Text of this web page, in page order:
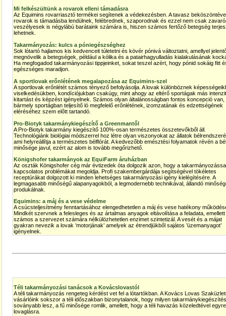
Mi felkészültünk a rovarok elleni támadásra
Az Equimins rovarriasztó termékei segítenek a védekezésben. A tavasz
rovarok is támadásba lendülnek, felébrednek, szaporodnak és ezzel nem csak
veszélyesek is négylábú barátaink számára is, hiszen számos fertőző betegség
lehetnek.
Takarmányozás: kulcs a póniegészséghez
Sok lótartó hajlamos kis kedvenceit túletetni és kövér pónivá változtatni, amellyel
megnövelik a betegségek, például a kólika és a patairhagyulladás kialakulásának
Ha megfogadod takarmányozási tippjeinket, sokat teszel azért, hogy pónid sokáig fitt
egészséges maradjon.
A sportlovak erőnlétének megalapozása az Equimins-szel
A sportlovak erőnlétét számos tényező befolyásolja. A lovak különböznek
viselkedésükben, kondíciójukban csakúgy, mint ahogy az eltérő sportágak más
kitartást és képzést igényelnek. Számos olyan általánosságban fontos koncepció van,
bármely sportágban teljesítő ló megfelelő erőnlétének, izomzatának és edzettségének
eléréséhez szem előtt tartandó.
Pro-Biotyk takarmánykiegészítő a Greenmantől
A Pro-Biotyk takarmány kiegészítő 100%-osan természetes összetevőkből áll.
Technológiánk biológiai módszerrel hoz létre olyan viszonyokat az állatok
ami helyreállítja a természetes bélflórát. A kedvezőbb emésztési folyamatok révén a
minősége javul, ezért az alom is tovább megőrizhető.
Königshofer takarmányok az EquiFarm áruházban
Az oszták Königshofer cég már évtizedek óta dolgozik azon, hogy a
kapcsolatos problémákat megoldja. Profi szakembergárdája segítségével tökéletes
receptúrákat dolgozott ki minden lehetséges takarmányozási igény kielégítésére. A
legmagasabb minőségű alapanyagokból, a legmodernebb technikával, állandó
produkálnak.
Equimins: a máj és a vese védelme
A csúcsteljesítmény fenntartásához elengedhetetlen a máj és vese hatékony
Mindkét szervnek a felesleges és az ártalmas anyagok eltávolítása a feladata, emellett
számos a szervezet számára nélkülözhetetlen enzimet szintetizál. A vesét és a májat
gyakran nevezik a lovak ’motorjának’ amelyek az étrendjükből sajátos ’üzemanyagot’
igényelnek.
Téli takarmányozási tanácsok a Kovácslovastól
A téli takarmányozás rengeteg kérdést vet fel a lótartókban. A Kovács Lovas
vásárlóink sokszor a téli időszakban bizonytalanok, hogy milyen
soványabb lesz, a fű minősége romlik, amellett, hogy a téli havazás közeledtével
lovaglásra.